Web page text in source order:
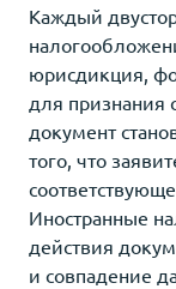
Каждый
юрисдикция,
для признания
документ
того, что
Иностранные
действия
и совпадение